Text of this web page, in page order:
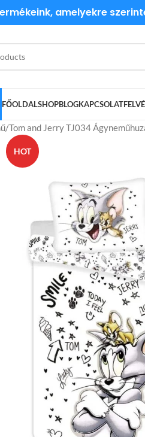
amelyekre
FŐOLDALSHOPBLOG
Tom and Jerry TJ034
HOT